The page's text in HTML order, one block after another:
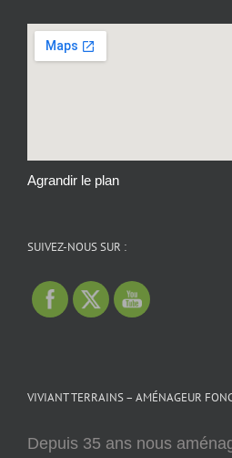
Agrandir le plan
SUIVEZ-NOUS SUR :
VIVIANT TERRAINS – AMÉNAGEUR
Depuis 35 ans nous